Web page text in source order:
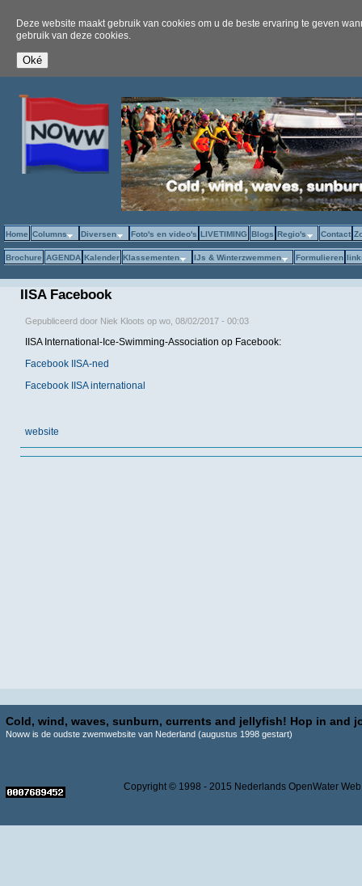
Deze website maakt gebruik van cookies om u de beste ervaring te geven
gebruik van deze cookies.
Home Columns Diversen Foto's en video's LIVETIMING Blogs Regio's Contact
Brochure AGENDA Kalender Klassementen IJs & Winterzwemmen Formulieren
IISA Facebook
Gepubliceerd door Niek Kloots op wo, 08/02/2017 - 00:03
IISA International-Ice-Swimming-Association op Facebook:
Facebook IISA-ned
Facebook IISA international
website
Cold, wind, waves, sunburn, currents and jellyfish! Hop in and
Noww is de oudste zwemwebsite van Nederland (augustus 1998 gestart)
Copyright © 1998 - 2015 Nederlands OpenWater